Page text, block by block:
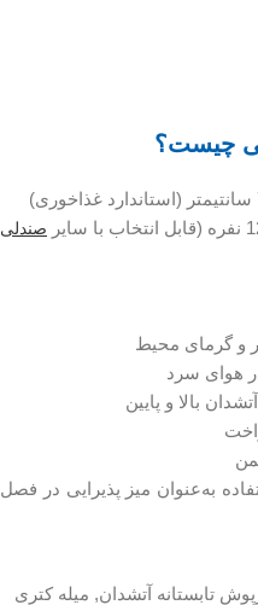
چیست؟
صندلی
و گرمای محیط
هوای سرد
بالا و پایین
به‌عنوان میز پذیرایی در فصل
تابستانه آتشدان, میله کتری